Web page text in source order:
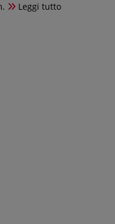
Leggi tutto